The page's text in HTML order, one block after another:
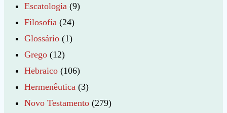
Escatologia (9)
Filosofia (24)
Glossário (1)
Grego (12)
Hebraico (106)
Hermenêutica (3)
Novo Testamento (279)